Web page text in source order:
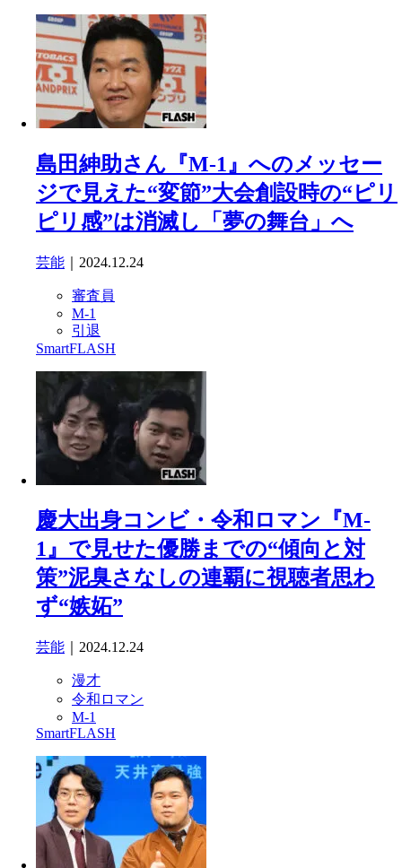
島田紳助さん『M-1』へのメッセー
ジで見えた“変節”大会創設時の“ピリ
ピリ感”は消滅し「夢の舞台」へ
芸能 ｜2024.12.24
審査員
M-1
引退
SmartFLASH
慶大出身コンビ・令和ロマン『M-
1』で見せた優勝までの“傾向と対
策”泥臭さなしの連覇に視聴者思わ
ず“嫉妬”
芸能 ｜2024.12.24
漫才
令和ロマン
M-1
SmartFLASH